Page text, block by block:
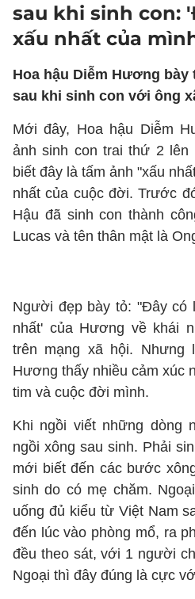
sau khi sinh con:
xấu nhất của
Hoa hậu Diễm Hương
sau khi sinh con với ông
Mới đây, Hoa hậu Diễm
ảnh sinh con trai thứ 2 lên
biết đây là tấm ảnh "xấu
nhất của cuộc đời. Trước
Hậu đã sinh con thành
Lucas và tên thân mật là
Người đẹp bày tỏ: "Đây có
nhất' của Hương về khái
trên mạng xã hội. Nhưng
Hương thấy nhiều cảm xúc
tim và cuộc đời mình.
Khi ngồi viết những dòng
ngồi xông sau sinh. Phải
mới biết đến các bước
sinh do có mẹ chăm.
uống đủ kiểu từ Việt Nam
đến lúc vào phòng mổ, ra
đều theo sát, với 1 người
Ngoại thì đây đúng là cực